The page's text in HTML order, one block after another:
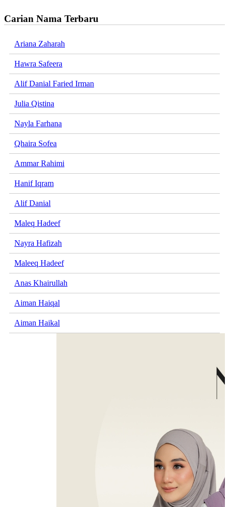
Carian Nama Terbaru
Ariana Zaharah
Hawra Safeera
Alif Danial Faried Irman
Julia Qistina
Nayla Farhana
Qhaira Sofea
Ammar Rahimi
Hanif Iqram
Alif Danial
Maleq Hadeef
Nayra Hafizah
Maleeq Hadeef
Anas Khairullah
Aiman Haiqal
Aiman Haikal